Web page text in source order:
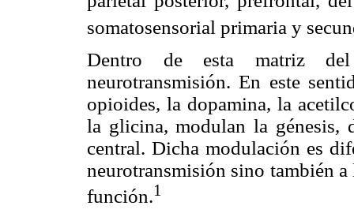
somatosensorial primaria y
Dentro de esta matriz
neurotransmisión. En este
opioides, la dopamina, la
la glicina, modulan la génesis,
central. Dicha modulación es
neurotransmisión sino también
función.1